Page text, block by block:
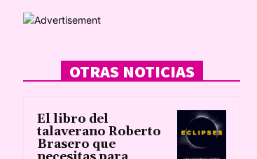
OTRAS NOTICIAS
El libro del
talaverano Roberto
Brasero que